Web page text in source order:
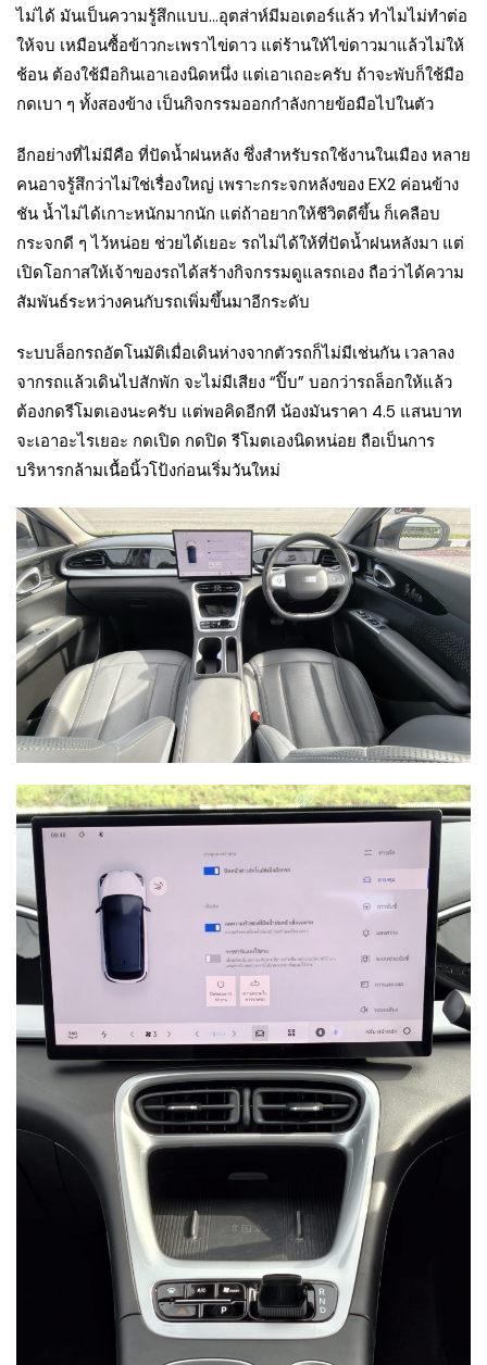
ไม่ได้ มันเป็นความรู้สึกแบบ…อุตส่าห์มีมอเตอร์แล้ว ทำไมไม่ทำต่อ
ให้จบ เหมือนซื้อข้าวกะเพราไข่ดาว แต่ร้านให้ไข่ดาวมาแล้วไม่ให้
ช้อน ต้องใช้มือกินเอาเองนิดหนึ่ง แต่เอาเถอะครับ ถ้าจะพับก็ใช้มือ
กดเบา ๆ ทั้งสองข้าง เป็นกิจกรรมออกกำลังกายข้อมือไปในตัว
อีกอย่างที่ไม่มีคือ ที่ปัดน้ำฝนหลัง ซึ่งสำหรับรถใช้งานในเมือง หลาย
คนอาจรู้สึกว่าไม่ใช่เรื่องใหญ่ เพราะกระจกหลังของ EX2 ค่อนข้าง
ชัน น้ำไม่ได้เกาะหนักมากนัก แต่ถ้าอยากให้ชีวิตดีขึ้น ก็เคลือบ
กระจกดี ๆ ไว้หน่อย ช่วยได้เยอะ รถไม่ได้ให้ที่ปัดน้ำฝนหลังมา แต่
เปิดโอกาสให้เจ้าของรถได้สร้างกิจกรรมดูแลรถเอง ถือว่าได้ความ
สัมพันธ์ระหว่างคนกับรถเพิ่มขึ้นมาอีกระดับ
ระบบล็อกรถอัตโนมัติเมื่อเดินห่างจากตัวรถก็ไม่มีเช่นกัน เวลาลง
จากรถแล้วเดินไปสักพัก จะไม่มีเสียง “ปิ๊บ” บอกว่ารถล็อกให้แล้ว
ต้องกดรีโมตเองนะครับ แต่พอคิดอีกที น้องมันราคา 4.5 แสนบาท
จะเอาอะไรเยอะ กดเปิด กดปิด รีโมตเองนิดหน่อย ถือเป็นการ
บริหารกล้ามเนื้อนิ้วโป้งก่อนเริ่มวันใหม่